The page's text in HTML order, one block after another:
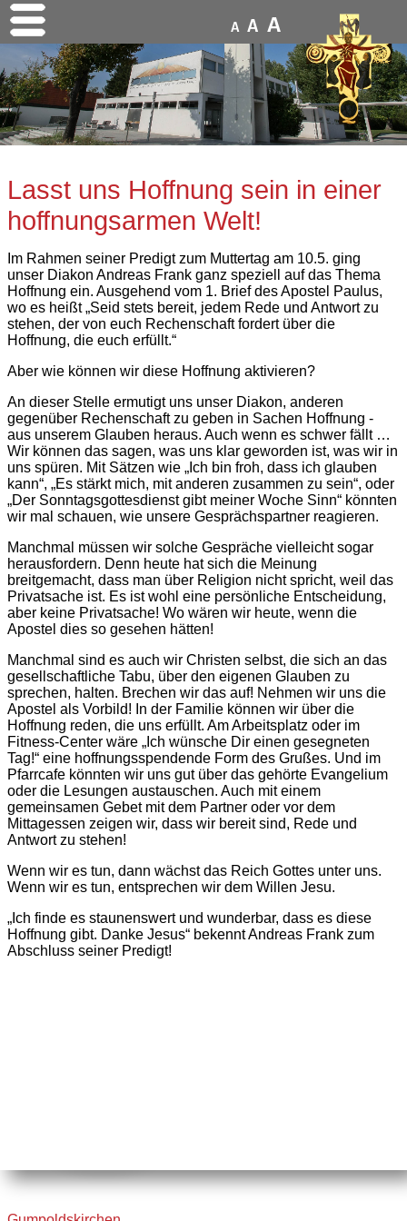
A A A
Lasst uns Hoffnung sein in einer
hoffnungsarmen Welt!
Im Rahmen seiner Predigt zum Muttertag am 10.5. ging
unser Diakon Andreas Frank ganz speziell auf das Thema
Hoffnung ein. Ausgehend vom 1. Brief des Apostel Paulus,
wo es heißt „Seid stets bereit, jedem Rede und Antwort zu
stehen, der von euch Rechenschaft fordert über die
Hoffnung, die euch erfüllt.“
Aber wie können wir diese Hoffnung aktivieren?
An dieser Stelle ermutigt uns unser Diakon, anderen
gegenüber Rechenschaft zu geben in Sachen Hoffnung -
aus unserem Glauben heraus. Auch wenn es schwer fällt …
Wir können das sagen, was uns klar geworden ist, was wir in
uns spüren. Mit Sätzen wie „Ich bin froh, dass ich glauben
kann“, „Es stärkt mich, mit anderen zusammen zu sein“, oder
„Der Sonntagsgottesdienst gibt meiner Woche Sinn“ könnten
wir mal schauen, wie unsere Gesprächspartner reagieren.
Manchmal müssen wir solche Gespräche vielleicht sogar
herausfordern. Denn heute hat sich die Meinung
breitgemacht, dass man über Religion nicht spricht, weil das
Privatsache ist. Es ist wohl eine persönliche Entscheidung,
aber keine Privatsache! Wo wären wir heute, wenn die
Apostel dies so gesehen hätten!
Manchmal sind es auch wir Christen selbst, die sich an das
gesellschaftliche Tabu, über den eigenen Glauben zu
sprechen, halten. Brechen wir das auf! Nehmen wir uns die
Apostel als Vorbild! In der Familie können wir über die
Hoffnung reden, die uns erfüllt. Am Arbeitsplatz oder im
Fitness-Center wäre „Ich wünsche Dir einen gesegneten
Tag!“ eine hoffnungsspendende Form des Grußes. Und im
Pfarrcafe könnten wir uns gut über das gehörte Evangelium
oder die Lesungen austauschen. Auch mit einem
gemeinsamen Gebet mit dem Partner oder vor dem
Mittagessen zeigen wir, dass wir bereit sind, Rede und
Antwort zu stehen!
Wenn wir es tun, dann wächst das Reich Gottes unter uns.
Wenn wir es tun, entsprechen wir dem Willen Jesu.
„Ich finde es staunenswert und wunderbar, dass es diese
Hoffnung gibt. Danke Jesus“ bekennt Andreas Frank zum
Abschluss seiner Predigt!